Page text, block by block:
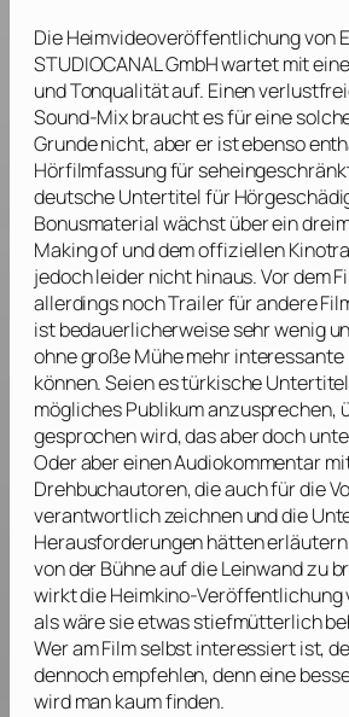
Die Heimvideoveröffentlichung von
STUDIOCANAL GmbHwartet mit
und Tonqualität auf. Einen
Sound-Mix braucht es für eine
Grunde nicht, aber er ist ebenso
Hörfilmfassung für
deutsche Untertitel für
Bonusmaterial wächst über ein
Making of und dem offiziellen
jedoch leider nicht hinaus. Vor dem
allerdings noch Trailer für andere
ist bedauerlicherweise sehr wenig
ohne große Mühe mehr
können. Seien es türkische
mögliches Publikum anzusprechen,
gesprochen wird, das aber doch
Oder aber einen Audiokommentar
Drehbuchautoren, die auch für die
verantwortlich zeichnen und die
Herausforderungen hätten
von der Bühne auf die Leinwand zu
wirkt die Heimkino-Veröffentlichung
als wäre sie etwas stiefmütterlich
Wer am Film selbst interessiert ist,
dennoch empfehlen, denn eine
wird man kaum finden.